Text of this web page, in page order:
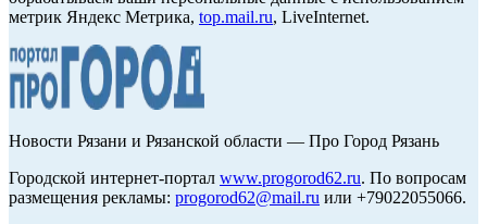
метрик Яндекс Метрика, top.mail.ru, LiveInternet.
Новости Рязани и Рязанской области — Про Город Рязань
Городской интернет-портал www.progorod62.ru. По вопросам
размещения рекламы: progorod62@mail.ru или +79022055066.